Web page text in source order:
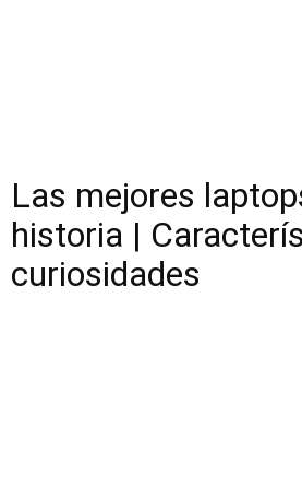
Las mejores
historia |
curiosidades